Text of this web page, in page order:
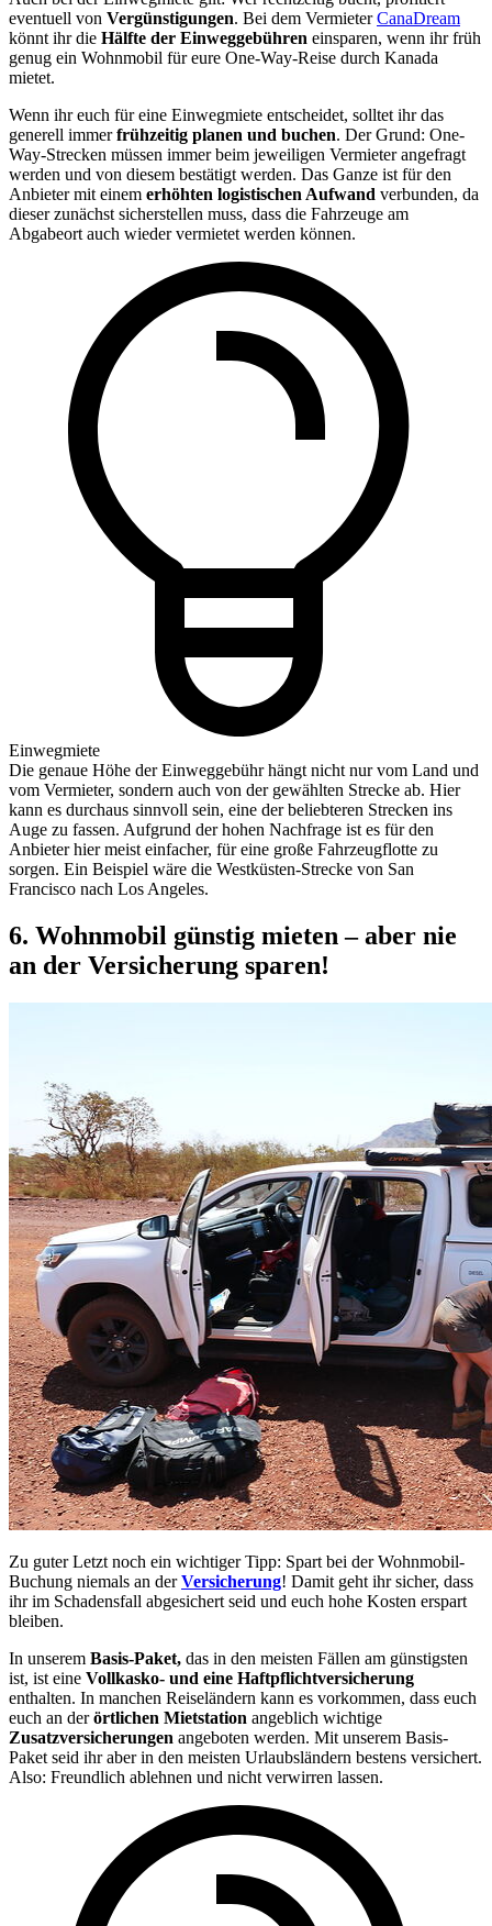
eventuell von Vergünstigungen. Bei dem VermieterCanaDream
könnt ihr die Hälfte der Einweggebühren einsparen, wenn ihr früh
genug ein Wohnmobil für eure One-Way-Reise durch Kanada
mietet.
Wenn ihr euch für eine Einwegmiete entscheidet, solltet ihr das
generell immerfrühzeitig planen und buchen. Der Grund: One-
Way-Strecken müssen immer beim jeweiligen Vermieter angefragt
werden und von diesem bestätigt werden. Das Ganze ist für den
Anbieter mit einem erhöhten logistischen Aufwand verbunden, da
dieser zunächst sicherstellen muss, dass die Fahrzeuge am
Abgabeort auch wieder vermietet werden können.
Einwegmiete
Die genaue Höhe der Einweggebühr hängt nicht nur vom Land und
vom Vermieter, sondern auch von der gewählten Strecke ab. Hier
kann es durchaus sinnvoll sein, eine der beliebteren Strecken ins
Auge zu fassen. Aufgrund der hohen Nachfrage ist es für den
Anbieter hier meist einfacher, für eine große Fahrzeugflotte zu
sorgen. Ein Beispiel wäre die Westküsten-Strecke von San
Francisco nach Los Angeles.
6. Wohnmobil günstig mieten – aber nie
an der Versicherung sparen!
Zu guter Letzt noch ein wichtiger Tipp: Spart bei der Wohnmobil-
Buchung niemals an derVersicherung! Damit geht ihr sicher, dass
ihr im Schadensfall abgesichert seid und euch hohe Kosten erspart
bleiben.
In unserem Basis-Paket, das in den meisten Fällen am günstigsten
ist, ist eine Vollkasko- und eine Haftpflichtversicherung
enthalten. In manchen Reiseländern kann es vorkommen, dass euch
euch an derörtlichen Mietstation angeblich wichtige
Zusatzversicherungen angeboten werden. Mit unserem Basis-
Paket seid ihr aber in den meisten Urlaubsländern bestens versichert.
Also: Freundlich ablehnen und nicht verwirren lassen.